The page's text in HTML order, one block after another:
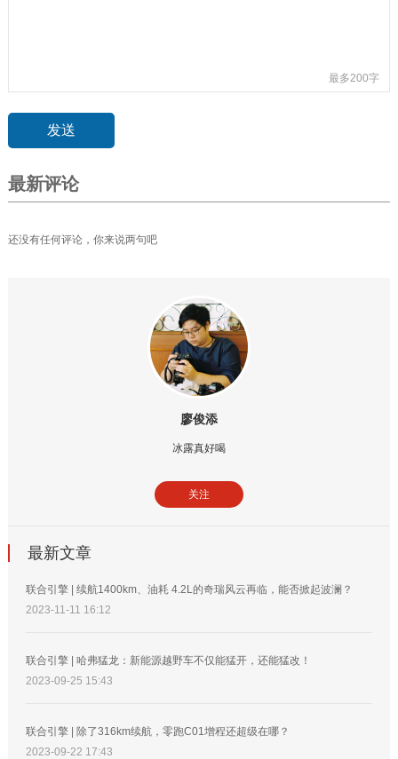
最多200字
最新评论
还没有任何评论，你来说两句吧
廖俊添
冰露真好喝
关注
最新文章
联合引擎 | 续航1400km、油耗 4.2L的奇瑞风云再临，能否掀起波澜？
2023-11-11 16:12
联合引擎 | 哈弗猛龙：新能源越野车不仅能猛开，还能猛改！
2023-09-25 15:43
联合引擎 | 除了316km续航，零跑C01增程还超级在哪？
2023-09-22 17:43